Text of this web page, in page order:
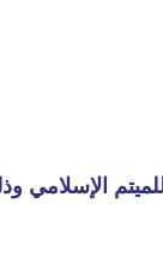
الإسلامي